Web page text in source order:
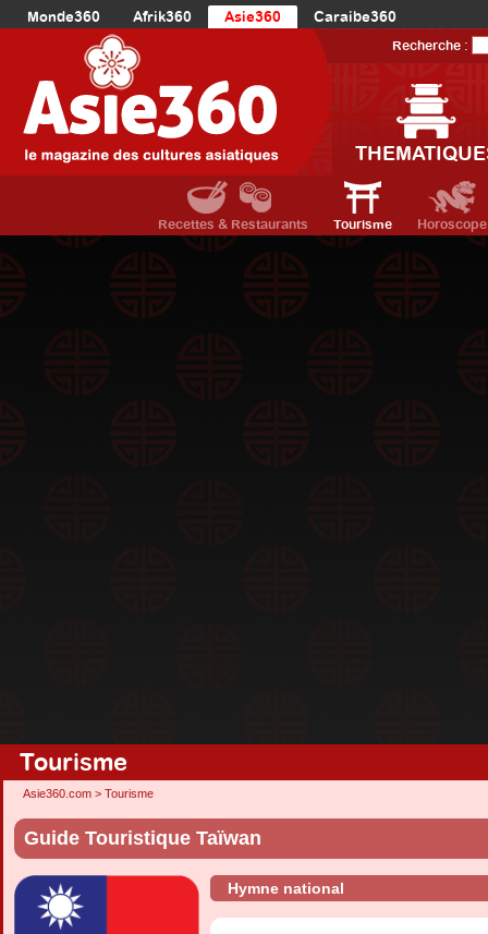
Monde360 Afrik360 Asie360
Caraibe360
Europe360
AmériqueDuNord360
Océanie360
Recherche :
Recettes & Restaurants Tourisme Horoscope
Tourisme
Asie360.com > Tourisme
Guide Touristique Taïwan
Hymne national